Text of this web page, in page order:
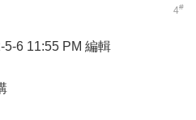
4#
6 11:55 PM 編輯